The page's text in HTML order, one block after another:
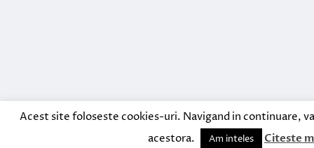
Acest site foloseste cookies-uri. Navigand in continuare,
acestora.
Am inteles Citeste